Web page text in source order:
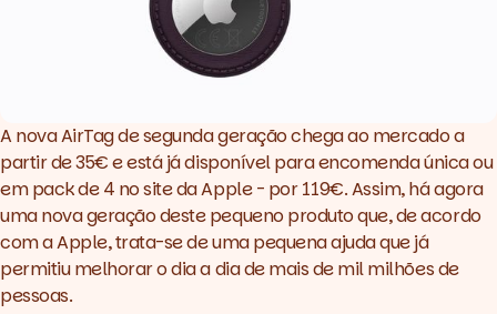
A nova AirTag de segunda geração chega ao mercado a
partir de 35€ e está já disponível para encomenda única ou
empackde 4 no site da Apple - por 119€. Assim, há agora
uma nova geração deste pequeno produto que, de acordo
com a Apple, trata-se de uma pequena ajuda que já
permitiu melhorar o dia a dia de mais de mil milhões de
pessoas.